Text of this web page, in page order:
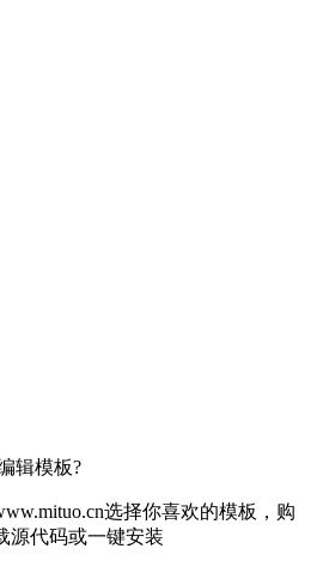
辑模板?
选择你喜欢的模板，购
源代码或一键安装